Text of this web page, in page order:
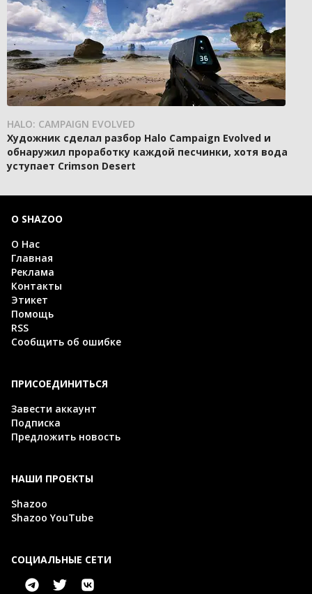
HALO: CAMPAIGN EVOLVED
Художник сделал разбор Halo Campaign Evolved и
обнаружил проработку каждой песчинки, хотя вода
уступает Crimson Desert
О SHAZOO
О Нас
Главная
Реклама
Контакты
Этикет
Помощь
RSS
Сообщить об ошибке
ПРИСОЕДИНИТЬСЯ
Завести аккаунт
Подписка
Предложить новость
НАШИ ПРОЕКТЫ
Shazoo
Shazoo YouTube
СОЦИАЛЬНЫЕ СЕТИ